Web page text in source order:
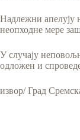
Надлежни апелују
неопходне мере
У случају
одложен и
извор/ Град